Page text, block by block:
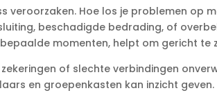
veroorzaken.​ Hoe los je problemen op
beschadigde bedrading, of
momenten, helpt om gericht te
of slechte verbindingen
en groepenkasten kan inzicht geven.​